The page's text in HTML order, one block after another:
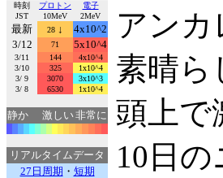
時刻
JST
プロトン
10MeV
電子
2MeV
最新 28 ↓
4x10^2
3/12
71 5x10^4
3/11 144
4x10^4
3/10
325
1x10^4
3/ 9
3070
3x10^3
3/ 8
6530 1x10^4
静か 激しい非常に
リアルタイムデータ
27日周期 ・ 短期
アンカ
素晴ら
頭上で
10日